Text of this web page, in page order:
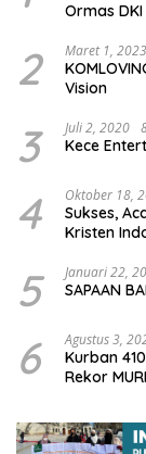
Ormas
2 Maret 1, 2023
Vision
3 Juli 2, 2020
Kece
4 Oktober 18,
Sukses, Acara ‘Dies
Kristen
5 Januari 22,
SAPAAN
6 Agustus 3,
Kurban
Rekor MURI